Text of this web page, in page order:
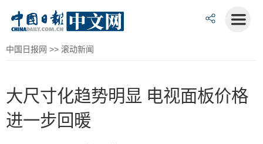
中国日报网 >> 滚动新闻
大尺寸化趋势明显 电视面板价格
进一步回暖